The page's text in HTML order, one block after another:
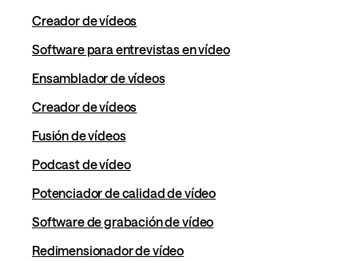
Creador de vídeos
Software para entrevistas en vídeo
Ensamblador de vídeos
Creador de vídeos
Fusión de vídeos
Podcast de vídeo
Potenciador de calidad de vídeo
Software de grabación de vídeo
Redimensionador de vídeo